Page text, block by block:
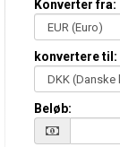
Konverter fra:
konvertere til:
Beløb: